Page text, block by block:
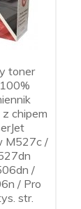
toner
chipem
M527c /
/
/ Pro
str.